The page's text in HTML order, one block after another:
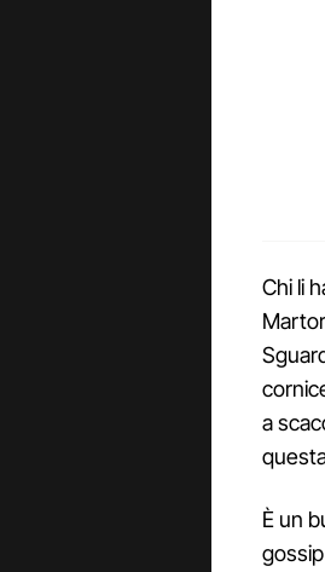
Chi li
a
È un